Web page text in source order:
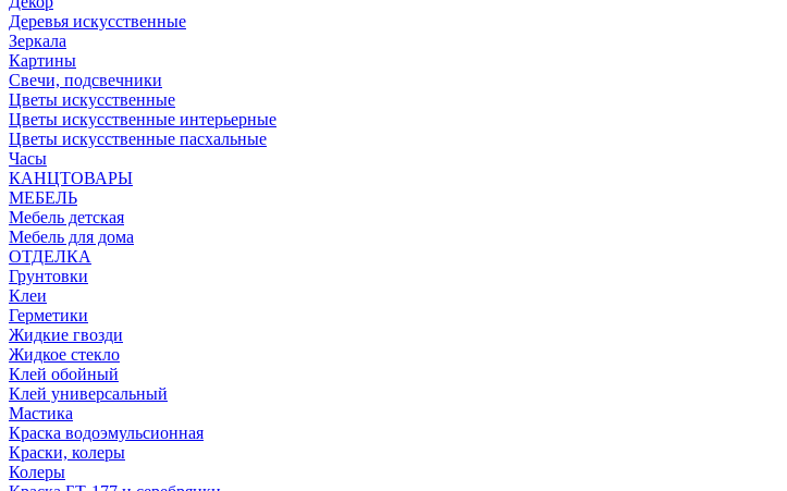
Деревья искусственные
Зеркала
Картины
Свечи, подсвечники
Цветы искусственные
Цветы искусственные интерьерные
Цветы искусственные пасхальные
Часы
КАНЦТОВАРЫ
МЕБЕЛЬ
Мебель детская
Мебель для дома
ОТДЕЛКА
Грунтовки
Клеи
Герметики
Жидкие гвозди
Жидкое стекло
Клей обойный
Клей универсальный
Мастика
Краска водоэмульсионная
Краски, колеры
Колеры